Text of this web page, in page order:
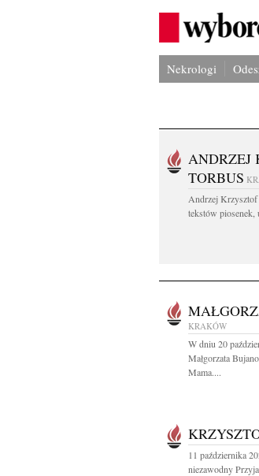
Nekrologi
ANDRZEJ
TORBUS
Andrzej Krzysztof
tekstów
KRAKÓW
W dniu 20
Małgorzata
Mama....
11 października
niezawodny